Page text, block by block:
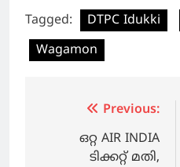
Tagged: DTPC Idukki
Wagamon
navigation
Previous:
ഒറ്റ AIR INDIA
ടിക്കറ്റ് മതി,